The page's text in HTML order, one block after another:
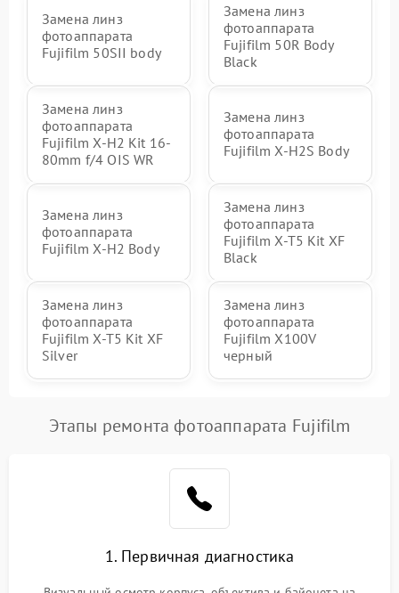
Замена линз
фотоаппарата
Fujifilm 50SII body
Замена линз
фотоаппарата
Fujifilm 50R Body
Black
Замена линз
фотоаппарата
Fujifilm X-H2 Kit 16-
80mm f/4 OIS WR
Замена линз
фотоаппарата
Fujifilm X-H2S Body
Замена линз
фотоаппарата
Fujifilm X-H2 Body
Замена линз
фотоаппарата
Fujifilm X-T5 Kit XF
Black
Замена линз
фотоаппарата
Fujifilm X-T5 Kit XF
Silver
Замена линз
фотоаппарата
Fujifilm X100V
черный
Этапы ремонта фотоаппарата Fujifilm
1. Первичная диагностика